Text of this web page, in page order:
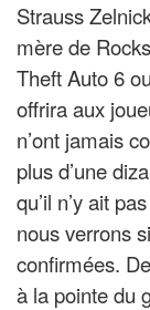
Strauss
mère de
Theft Auto 6
offrira aux
n’ont jamais
plus d’une
qu’il n’y ait
nous verrons
confirmées.
à la pointe du